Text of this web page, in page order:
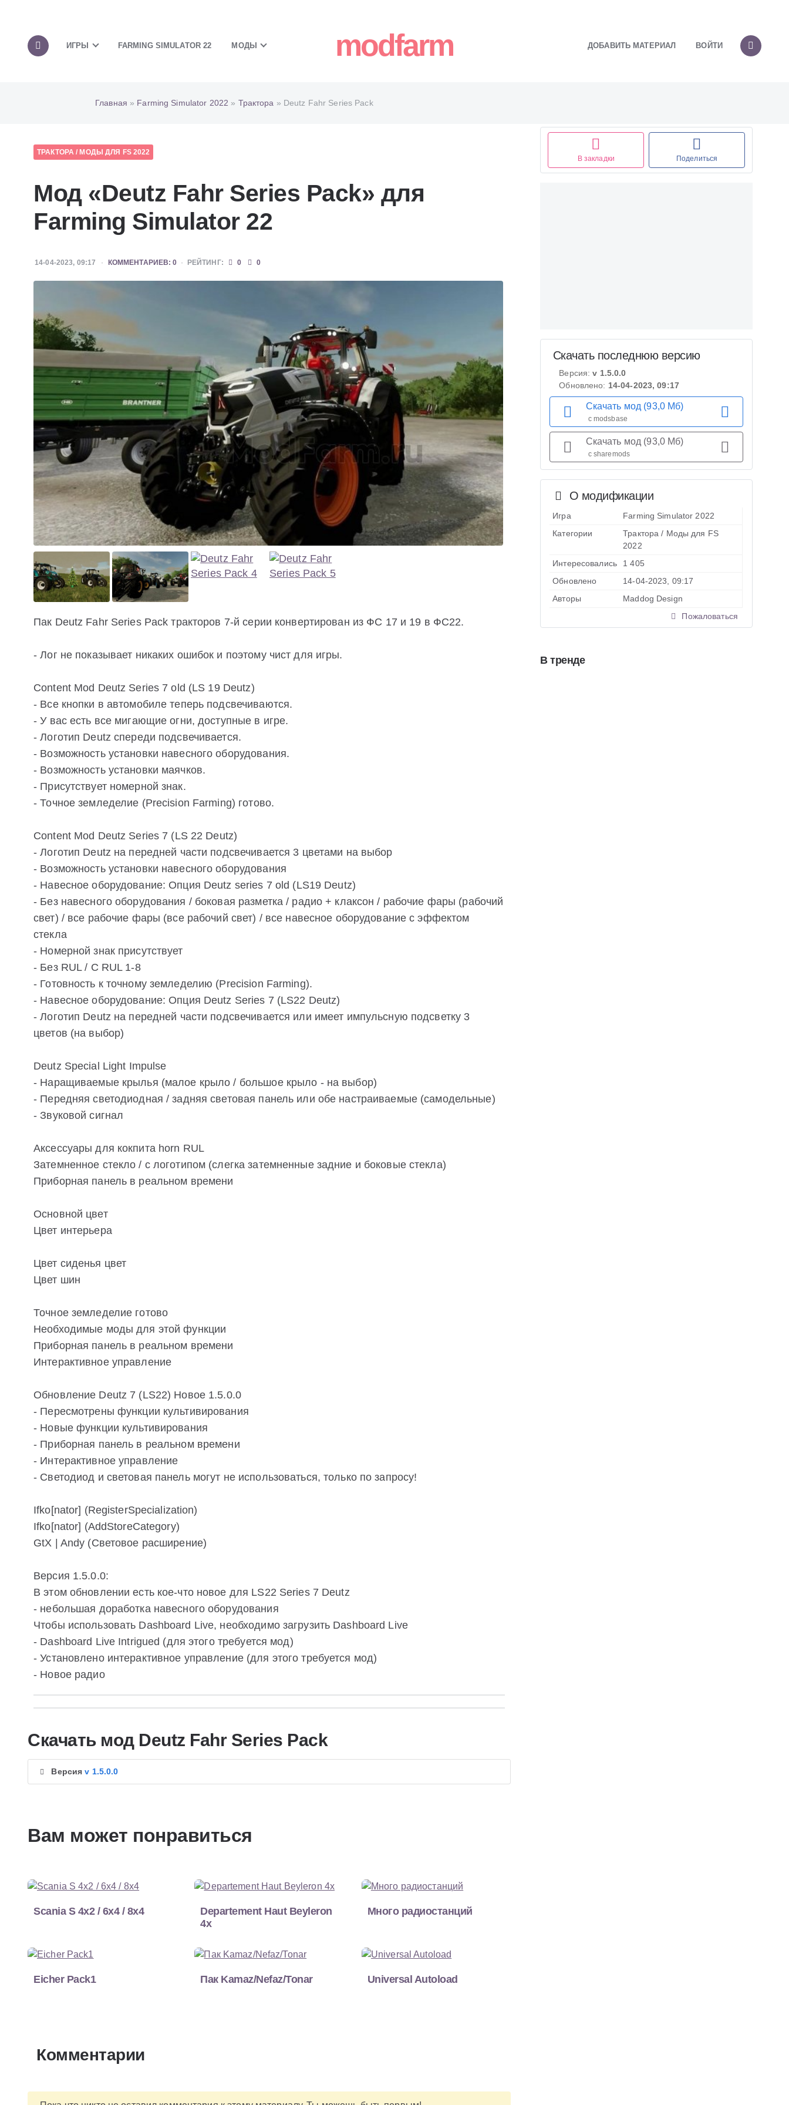
ИГРЫ FARMING SIMULATOR 22 МОДЫ modfarm ДОБАВИТЬ МАТЕРИАЛ ВОЙТИ
Главная » Farming Simulator 2022 » Трактора » Deutz Fahr Series Pack
ТРАКТОРА / МОДЫ ДЛЯ FS 2022
Мод «Deutz Fahr Series Pack» для
Farming Simulator 22
14-04-2023, 09:17 КОММЕНТАРИЕВ: 0 РЕЙТИНГ: 0 0
Пак Deutz Fahr Series Pack тракторов 7-й серии конвертирован из ФС 17 и 19 в ФС22.
- Лог не показывает никаких ошибок и поэтому чист для игры.
Content Mod Deutz Series 7 old (LS 19 Deutz)
- Все кнопки в автомобиле теперь подсвечиваются.
- У вас есть все мигающие огни, доступные в игре.
- Логотип Deutz спереди подсвечивается.
- Возможность установки навесного оборудования.
- Возможность установки маячков.
- Присутствует номерной знак.
- Точное земледелие (Precision Farming) готово.
Content Mod Deutz Series 7 (LS 22 Deutz)
- Логотип Deutz на передней части подсвечивается 3 цветами на выбор
- Возможность установки навесного оборудования
- Навесное оборудование: Опция Deutz series 7 old (LS19 Deutz)
- Без навесного оборудования / боковая разметка / радио + клаксон / рабочие фары (рабочий
свет) / все рабочие фары (все рабочий свет) / все навесное оборудование с эффектом
стекла
- Номерной знак присутствует
- Без RUL / С RUL 1-8
- Готовность к точному земледелию (Precision Farming).
- Навесное оборудование: Опция Deutz Series 7 (LS22 Deutz)
- Логотип Deutz на передней части подсвечивается или имеет импульсную подсветку 3
цветов (на выбор)
Deutz Special Light Impulse
- Наращиваемые крылья (малое крыло / большое крыло - на выбор)
- Передняя светодиодная / задняя световая панель или обе настраиваемые (самодельные)
- Звуковой сигнал
Аксессуары для кокпита horn RUL
Затемненное стекло / с логотипом (слегка затемненные задние и боковые стекла)
Приборная панель в реальном времени
Основной цвет
Цвет интерьера
Цвет сиденья цвет
Цвет шин
Точное земледелие готово
Необходимые моды для этой функции
Приборная панель в реальном времени
Интерактивное управление
Обновление Deutz 7 (LS22) Новое 1.5.0.0
- Пересмотрены функции культивирования
- Новые функции культивирования
- Приборная панель в реальном времени
- Интерактивное управление
- Светодиод и световая панель могут не использоваться, только по запросу!
Ifko[nator] (RegisterSpecialization)
Ifko[nator] (AddStoreCategory)
GtX | Andy (Световое расширение)
Версия 1.5.0.0:
В этом обновлении есть кое-что новое для LS22 Series 7 Deutz
- небольшая доработка навесного оборудования
Чтобы использовать Dashboard Live, необходимо загрузить Dashboard Live
- Dashboard Live Intrigued (для этого требуется мод)
- Установлено интерактивное управление (для этого требуется мод)
- Новое радио
Скачать мод Deutz Fahr Series Pack
Версияv 1.5.0.0
Вам может понравиться
Scania S 4x2 / 6x4 / 8x4
Departement Haut Beyleron
4x
Много радиостанций
Eicher Pack1 Пак Kamaz/Nefaz/Tonar Universal Autoload
Комментарии
В закладки Поделиться
О модификации
Игра
Farming Simulator 2022
Категории
Трактора / Моды для FS
2022
Интересовались
1 405
Обновлено
14-04-2023, 09:17
Авторы
Maddog Design
Пожаловаться
Скачать последнюю версию
Версия:v 1.5.0.0
Обновлено: 14-04-2023, 09:17
Скачать мод (93,0 Мб)
с modsbase
Скачать мод (93,0 Мб)
с sharemods
В тренде